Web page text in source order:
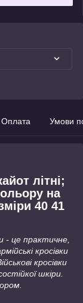
Оплата Умови
літні;
на
40 41
- це практичне,
кросівки
кросівки
шкіри.